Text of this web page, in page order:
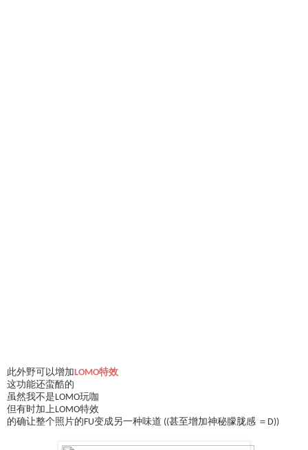
此外野可以增加LOMO特效
这功能还蛮酷的
虽然我不是LOMO玩咖
但有时加上LOMO特效
的确让整个照片的FU变成另一种味道 ((甚至增加神秘朦胧感 ＝D))